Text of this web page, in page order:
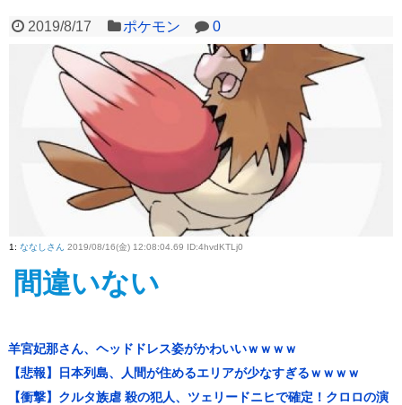
2019/8/17 ポケモン 0
1: ななしさん 2019/08/16(金) 12:08:04.69 ID:4hvdKTLj0
間違いない
羊宮妃那さん、ヘッドドレス姿がかわいいｗｗｗｗ
【悲報】日本列島、人間が住めるエリアが少なすぎるｗｗｗｗ
【衝撃】クルタ族虐 殺の犯人、ツェリードニヒで確定！クロロの演